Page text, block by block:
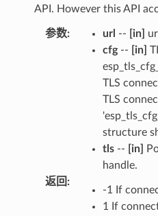
API. However this API
参数: url -- [in]
cfg-- [in]
TLS
TLS
structure
tls-- [in]
handle.
返回 :
-1 If
1 If